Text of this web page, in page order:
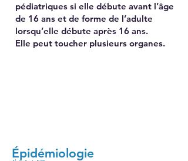
pédiatriques si elle débute avant l’âge
de 16 ans et de forme de l’adulte
lorsqu’elle débute après 16 ans.
Elle peut toucher plusieurs organes.
Épidémiologie